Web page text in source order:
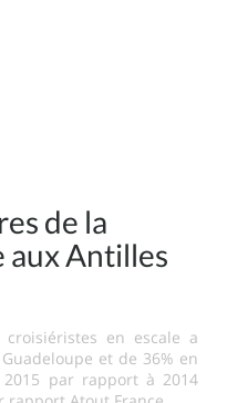
de la
aux Antilles
en escale a
et de 36% en
par rapport à 2014